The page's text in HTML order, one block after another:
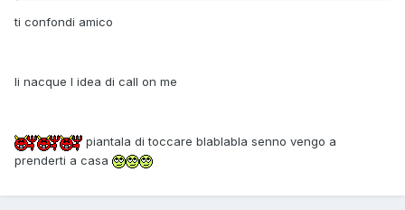
ti confondi amico
li nacque l idea di call on me
piantala di toccare blablabla senno vengo a
prenderti a casa